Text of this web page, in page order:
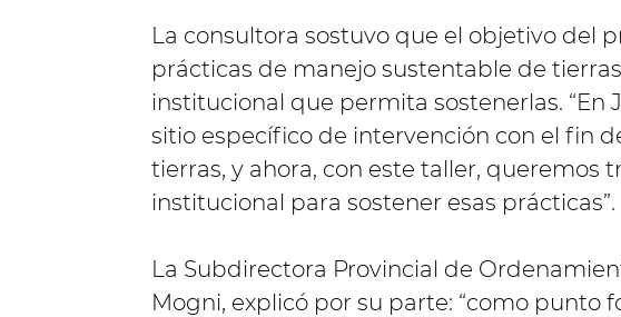
La consultora sostuvo que el objetivo del
prácticas de manejo sustentable de
institucional que permita sostenerlas. “En
sitio específico de intervención con el fin
tierras, y ahora, con este taller, queremos
institucional para sostener esas prácticas”.
La Subdirectora Provincial de
Mogni, explicó por su parte: “como punto